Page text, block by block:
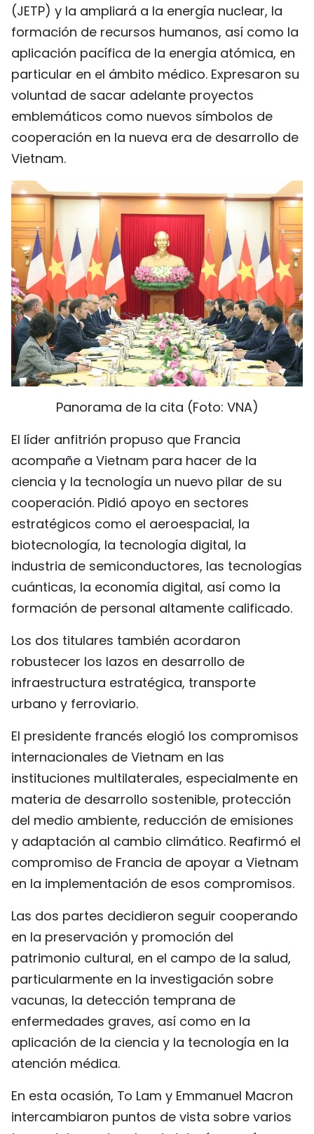
(JETP) y la ampliará a la energía nuclear, la
formación de recursos humanos, así como la
aplicación pacífica de la energía atómica, en
particular en el ámbito médico. Expresaron su
voluntad de sacar adelante proyectos
emblemáticos como nuevos símbolos de
cooperación en la nueva era de desarrollo de
Vietnam.
Panorama de la cita (Foto: VNA)
El líder anfitrión propuso que Francia
acompañe a Vietnam para hacer de la
ciencia y la tecnología un nuevo pilar de su
cooperación. Pidió apoyo en sectores
estratégicos como el aeroespacial, la
biotecnología, la tecnología digital, la
industria de semiconductores, las tecnologías
cuánticas, la economía digital, así como la
formación de personal altamente calificado.
Los dos titulares también acordaron
robustecer los lazos en desarrollo de
infraestructura estratégica, transporte
urbano y ferroviario.
El presidente francés elogió los compromisos
internacionales de Vietnam en las
instituciones multilaterales, especialmente en
materia de desarrollo sostenible, protección
del medio ambiente, reducción de emisiones
y adaptación al cambio climático. Reafirmó el
compromiso de Francia de apoyar a Vietnam
en la implementación de esos compromisos.
Las dos partes decidieron seguir cooperando
en la preservación y promoción del
patrimonio cultural, en el campo de la salud,
particularmente en la investigación sobre
vacunas, la detección temprana de
enfermedades graves, así como en la
aplicación de la ciencia y la tecnología en la
atención médica.
En esta ocasión, To Lam y Emmanuel Macron
intercambiaron puntos de vista sobre varios